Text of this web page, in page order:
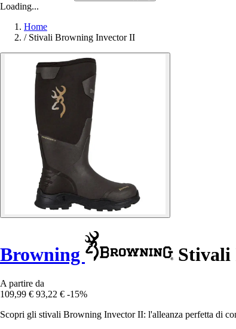
Loading...
Home
/ Stivali Browning Invector II
Browning
A partire da
109,99 € 93,22 € -15%
Scopri gli stivali Browning Invector II: l'alleanza perfetta di